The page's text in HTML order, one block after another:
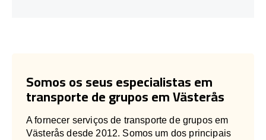
Somos os seus especialistas em
transporte de grupos em Västerås
A fornecer serviços de transporte de grupos em
Västerås desde 2012. Somos um dos principais